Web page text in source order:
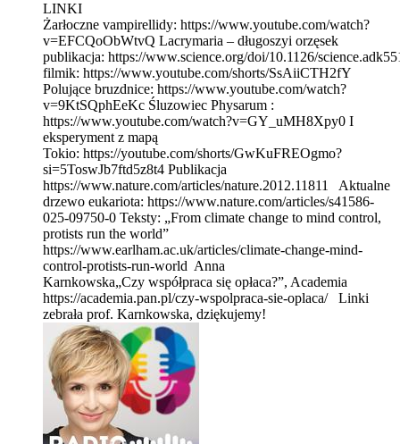
LINKI
Żarłoczne vampirellidy: https://www.youtube.com/watch?
v=EFCQoObWtvQ Lacrymaria – długoszyi orzęsek
publikacja: https://www.science.org/doi/10.1126/
filmik: https://www.youtube.com/shorts/SsAiiCTH2fY
Polujące bruzdnice: https://www.youtube.com/watch?
v=9KtSQphEeKc Śluzowiec Physarum :
https://www.youtube.com/watch?v=GY_uMH8Xpy0 I
eksperyment z mapą
Tokio: https://youtube.com/shorts/GwKuFREOgmo?
si=5ToswJb7ftd5z8t4 Publikacja
https://www.nature.com/articles/nature.2012.11811 Aktualne
drzewo eukariota: https://www.nature.com/articles/s41586-
025-09750-0 Teksty: „From climate change to mind control,
protists run the world”
https://www.earlham.ac.uk/articles/climate-change-mind-
control-protists-run-world Anna
Karnkowska„Czy współpraca się opłaca?”, Academia
https://academia.pan.pl/czy-wspolpraca-sie-oplaca/ Linki
zebrała prof. Karnkowska, dziękujemy!